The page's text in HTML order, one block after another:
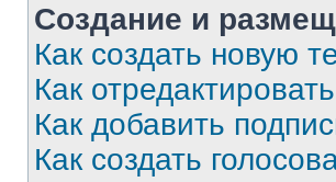
Создание и
Как создать новую
Как
Как добавить
Как создать